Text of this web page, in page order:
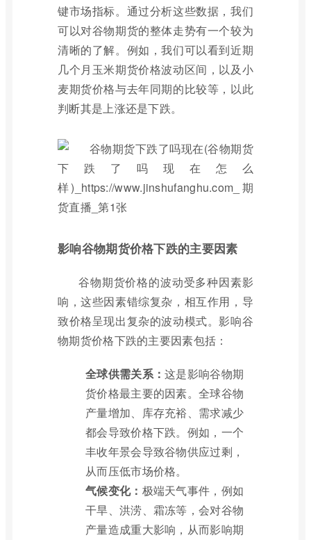
键市场指标。通过分析这些数据，我们
可以对谷物期货的整体走势有一个较为
清晰的了解。例如，我们可以看到近期
几个月玉米期货价格波动区间，以及小
麦期货价格与去年同期的比较等，以此
判断其是上涨还是下跌。
影响谷物期货价格下跌的主要因素
谷物期货价格的波动受多种因素影
响，这些因素错综复杂，相互作用，导
致价格呈现出复杂的波动模式。影响谷
物期货价格下跌的主要因素包括：
全球供需关系：这是影响谷物期
货价格最主要的因素。全球谷物
产量增加、库存充裕、需求减少
都会导致价格下跌。例如，一个
丰收年景会导致谷物供应过剩，
从而压低市场价格。
气候变化： 极端天气事件，例如
干旱、洪涝、霜冻等，会对谷物
产量造成重大影响，从而影响期